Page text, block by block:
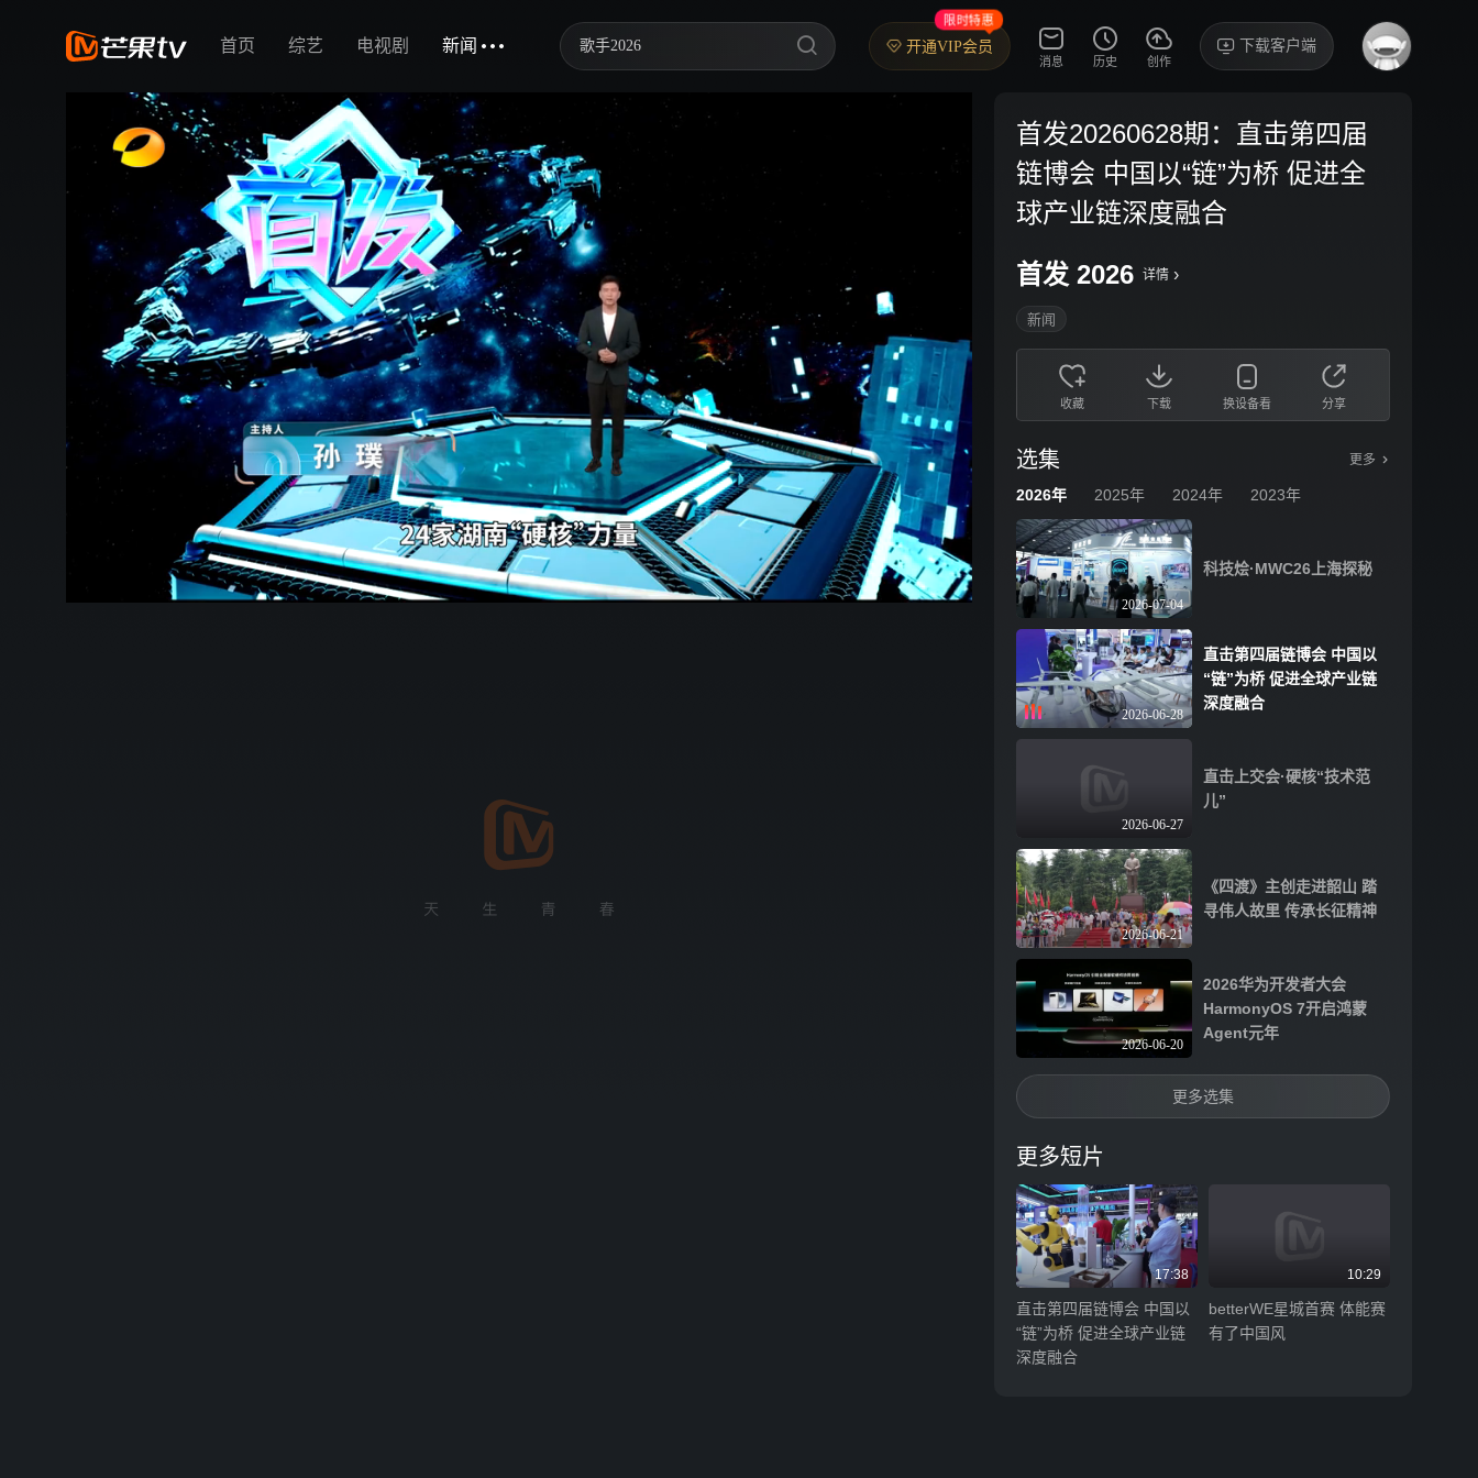
首页 综艺 电视剧 新闻
野狗骨头
歌手2026
快乐老家
忙忙碌碌寻宝藏2
妻子的浪漫旅行2026
我们的宿舍·归心季
克制升温
爸爸当家 第五季
你好，星期六
开通VIP会员
限时特惠
消息 历史 创作
下载客户端
首发20260628期：直击第四届
链博会 中国以“链”为桥 促进全
球产业链深度融合
首发 2026 详情 ›
新闻
收藏 下载 换设备看 分享
选集 更多
2026年 2025年 2024年 2023年
2026-07-04
科技烩·MWC26上海探秘
2026-06-28
直击第四届链博会 中国以
“链”为桥 促进全球产业链
深度融合
2026-06-27
直击上交会·硬核“技术范
儿”
2026-06-21
《四渡》主创走进韶山 踏
寻伟人故里 传承长征精神
2026-06-20
2026华为开发者大会
HarmonyOS 7开启鸿蒙
Agent元年
更多选集
更多短片
17:38
直击第四届链博会 中国以
“链”为桥 促进全球产业链
深度融合
10:29
betterWE星城首赛 体能赛
有了中国风